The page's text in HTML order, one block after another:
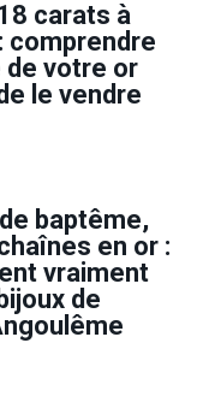
carats à
comprendre
votre or
le vendre
baptême,
en or :
vraiment
de